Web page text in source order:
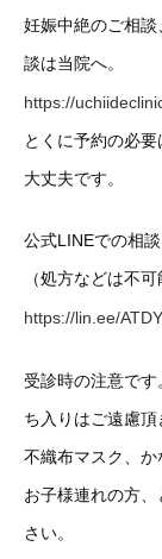
妊娠中絶のご相
談は当院へ。
https://
とくに予約の必
大丈夫です。
公式LINEでの相
（処方などは不可
https://lin.ee/
受診時の注意で
ち入りはご遠慮頂
不織布マスク、か
お子様連れの方
さい。